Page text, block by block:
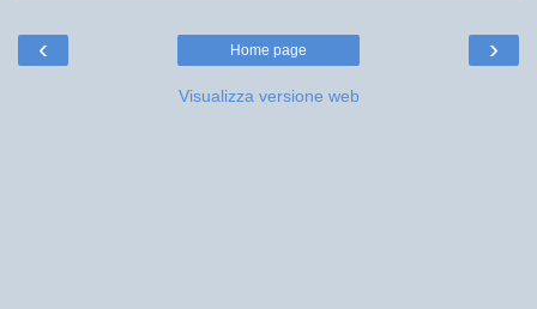
‹ ›
Home page
Visualizza versione web